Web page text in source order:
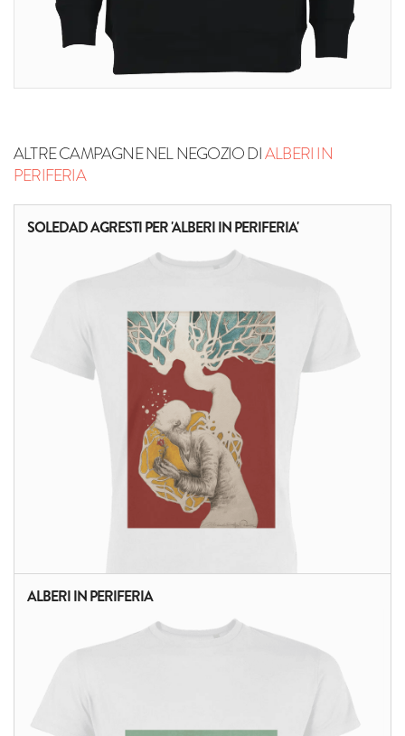
ALTRE CAMPAGNE NEL NEGOZIO DIALBERI IN
PERIFERIA
SOLEDAD AGRESTI PER 'ALBERI IN PERIFERIA'
ALBERI IN PERIFERIA